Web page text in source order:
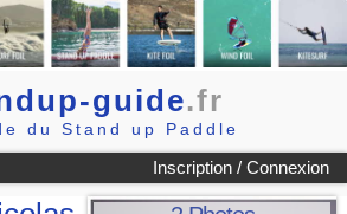
guide.fr
du Stand up Paddle
Inscription / Connexion